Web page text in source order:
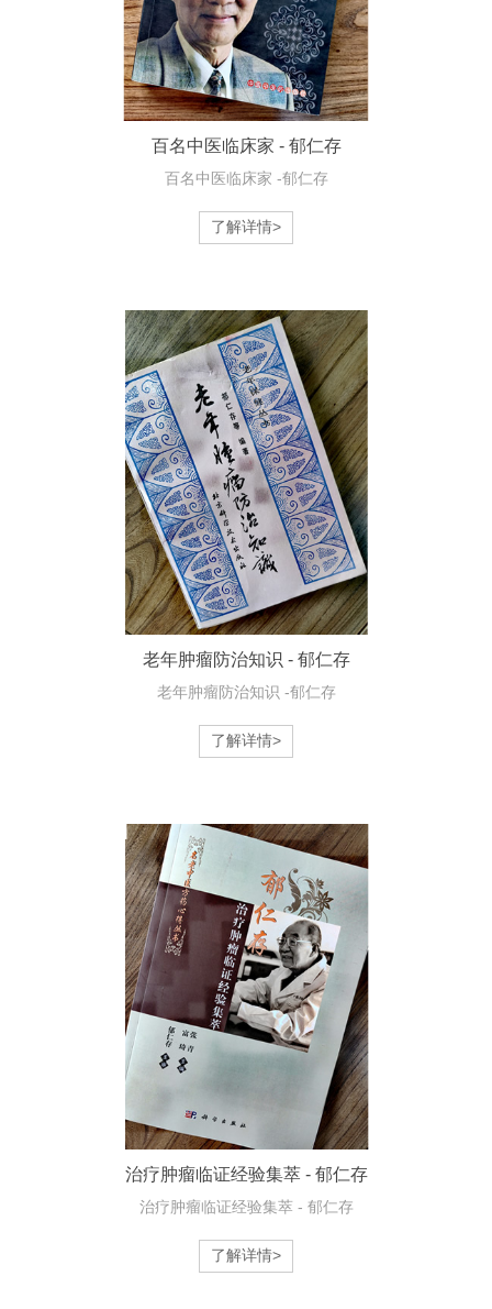
百名中医临床家 - 郁仁存
百名中医临床家 -郁仁存
了解详情>
老年肿瘤防治知识 - 郁仁存
老年肿瘤防治知识 -郁仁存
了解详情>
治疗肿瘤临证经验集萃 - 郁仁存
治疗肿瘤临证经验集萃 - 郁仁存
了解详情>